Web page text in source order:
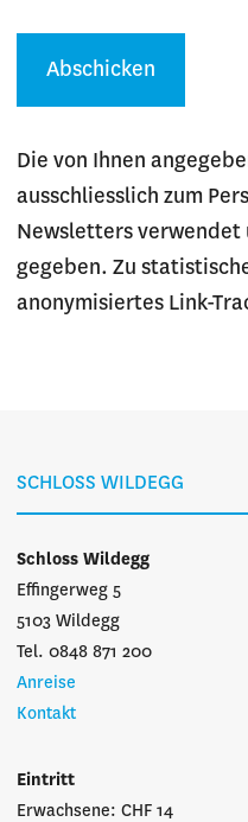
Abschicken
Die von Ihnen
ausschliesslich zum
Newsletters
gegeben. Zu
anonymisiertes Link-
SCHLOSS WILDEGG
Schloss Wildegg
Effingerweg 5
5103 Wildegg
Tel. 0848 871 200
Anreise
Kontakt
Eintritt
Erwachsene: CHF 14